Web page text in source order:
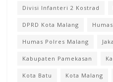
Divisi Infanteri 2 Kostrad
DPRD Kota Malang
Humas Polres Malang
Kabupaten Pamekasan
Kota Batu Kota Malang